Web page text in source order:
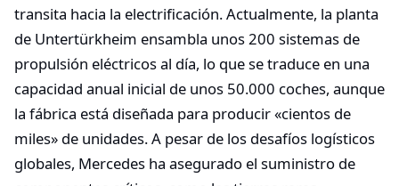
transita hacia la electrificación. Actualmente, la planta
de Untertürkheim ensambla unos 200 sistemas de
propulsión eléctricos al día, lo que se traduce en una
capacidad anual inicial de unos 50.000 coches, aunque
la fábrica está diseñada para producir «cientos de
miles» de unidades. A pesar de los desafíos logísticos
globales, Mercedes ha asegurado el suministro de